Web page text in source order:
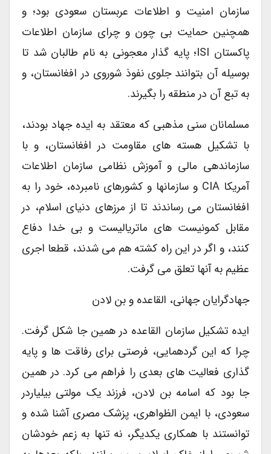
سازمان امنیت و اطلاعات عربستان سعودی بود؛ و
همچنین حمایت بی چون و چرای سازمان اطلاعات
پاکستان ISI؛ پایه گذار معجونی به نام طالبان شد تا
بوسیله آن بتوانند جلوی نفوذ شوروی در افغانستان، و
به تبع آن در منطقه را بگیرند.
مسلمانان سنی مذهبی که معتقد به ایده جهاد بودند،
با تشکیل هسته های مقاومت در افغانستان، و با
سازماندهی مالی و آموزش نظامی سازمان اطلاعات
آمریکا CIA و سازمانها و کشورهای نامبرده، خود را به
افغانستان می رساندند تا از مرزهای دنیای اسلام، در
مقابل کمونیست های ماتریالیست و بی خدا دفاع
کنند، و اگر در این راه کشته هم می شدند، قطعا اجری
عظیم به آنها تعلق می گرفت.
جهادگرایان جهانی، القاعده و بن لادن
ایده تشکیل سازمان القاعده در همین جا شکل گرفت.
چرا که این گردهمایی، فرصتی برای رفاقت ها و پایه
گذاری فعالیت های بعدی را فراهم می کرد. در همین
جا بود که اسامه بن لادن، فرزند یک مولتی بیلیاردر
سعودی، با ایمن الظواهری، پزشک مصری آشنا شده و
توانستند با همکاری یکدیگر، نه تنها به زعم خودشان